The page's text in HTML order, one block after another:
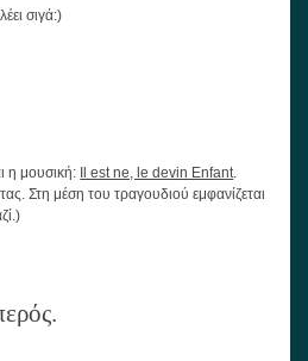
σιγά:)
η μουσική: Il est ne, le devin Enfant
Στη μέση του τραγουδιού εμφανίζεται